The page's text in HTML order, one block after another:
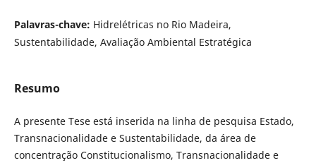
Palavras-chave: Hidrelétricas no Rio Madeira,
Sustentabilidade, Avaliação Ambiental Estratégica
Resumo
A presente Tese está inserida na linha de pesquisa Estado,
Transnacionalida­de e Sustentabilidade, da área de
concentração Constitucionalismo, Trans­nacionalidade e